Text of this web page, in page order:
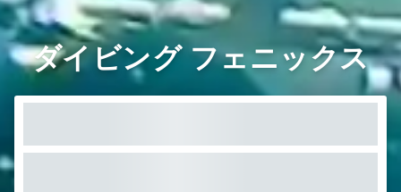
ダイビング フェニックス